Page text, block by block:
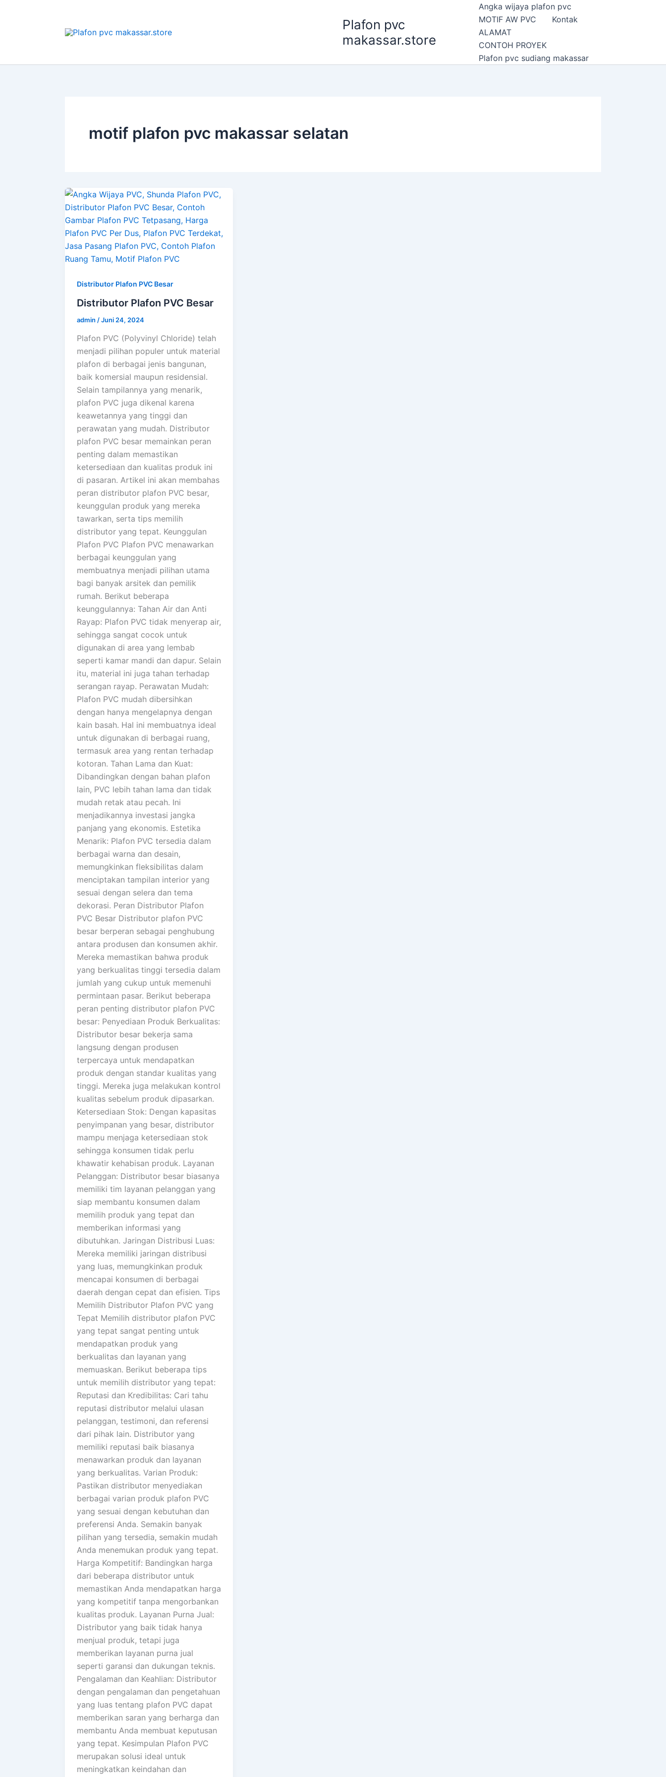
Plafon pvc
makassar.store
Angka wijaya plafon pvc
MOTIF AW PVC
Kontak
ALAMAT
CONTOH PROYEK
Plafon pvc sudiang makassar
motif plafon pvc makassar selatan
Distributor Plafon PVC Besar
Distributor Plafon PVC Besar
admin /Juni 24, 2024
Plafon PVC (Polyvinyl Chloride) telah
menjadi pilihan populer untuk material
plafon di berbagai jenis bangunan,
baik komersial maupun residensial.
Selain tampilannya yang menarik,
plafon PVC juga dikenal karena
keawetannya yang tinggi dan
perawatan yang mudah. Distributor
plafon PVC besar memainkan peran
penting dalam memastikan
ketersediaan dan kualitas produk ini
di pasaran. Artikel ini akan membahas
peran distributor plafon PVC besar,
keunggulan produk yang mereka
tawarkan, serta tips memilih
distributor yang tepat. Keunggulan
Plafon PVC Plafon PVC menawarkan
berbagai keunggulan yang
membuatnya menjadi pilihan utama
bagi banyak arsitek dan pemilik
rumah. Berikut beberapa
keunggulannya: Tahan Air dan Anti
Rayap: Plafon PVC tidak menyerap air,
sehingga sangat cocok untuk
digunakan di area yang lembab
seperti kamar mandi dan dapur. Selain
itu, material ini juga tahan terhadap
serangan rayap. Perawatan Mudah:
Plafon PVC mudah dibersihkan
dengan hanya mengelapnya dengan
kain basah. Hal ini membuatnya ideal
untuk digunakan di berbagai ruang,
termasuk area yang rentan terhadap
kotoran. Tahan Lama dan Kuat:
Dibandingkan dengan bahan plafon
lain, PVC lebih tahan lama dan tidak
mudah retak atau pecah. Ini
menjadikannya investasi jangka
panjang yang ekonomis. Estetika
Menarik: Plafon PVC tersedia dalam
berbagai warna dan desain,
memungkinkan fleksibilitas dalam
menciptakan tampilan interior yang
sesuai dengan selera dan tema
dekorasi. Peran Distributor Plafon
PVC Besar Distributor plafon PVC
besar berperan sebagai penghubung
antara produsen dan konsumen akhir.
Mereka memastikan bahwa produk
yang berkualitas tinggi tersedia dalam
jumlah yang cukup untuk memenuhi
permintaan pasar. Berikut beberapa
peran penting distributor plafon PVC
besar: Penyediaan Produk Berkualitas:
Distributor besar bekerja sama
langsung dengan produsen
terpercaya untuk mendapatkan
produk dengan standar kualitas yang
tinggi. Mereka juga melakukan kontrol
kualitas sebelum produk dipasarkan.
Ketersediaan Stok: Dengan kapasitas
penyimpanan yang besar, distributor
mampu menjaga ketersediaan stok
sehingga konsumen tidak perlu
khawatir kehabisan produk. Layanan
Pelanggan: Distributor besar biasanya
memiliki tim layanan pelanggan yang
siap membantu konsumen dalam
memilih produk yang tepat dan
memberikan informasi yang
dibutuhkan. Jaringan Distribusi Luas:
Mereka memiliki jaringan distribusi
yang luas, memungkinkan produk
mencapai konsumen di berbagai
daerah dengan cepat dan efisien. Tips
Memilih Distributor Plafon PVC yang
Tepat Memilih distributor plafon PVC
yang tepat sangat penting untuk
mendapatkan produk yang
berkualitas dan layanan yang
memuaskan. Berikut beberapa tips
untuk memilih distributor yang tepat:
Reputasi dan Kredibilitas: Cari tahu
reputasi distributor melalui ulasan
pelanggan, testimoni, dan referensi
dari pihak lain. Distributor yang
memiliki reputasi baik biasanya
menawarkan produk dan layanan
yang berkualitas. Varian Produk:
Pastikan distributor menyediakan
berbagai varian produk plafon PVC
yang sesuai dengan kebutuhan dan
preferensi Anda. Semakin banyak
pilihan yang tersedia, semakin mudah
Anda menemukan produk yang tepat.
Harga Kompetitif: Bandingkan harga
dari beberapa distributor untuk
memastikan Anda mendapatkan harga
yang kompetitif tanpa mengorbankan
kualitas produk. Layanan Purna Jual:
Distributor yang baik tidak hanya
menjual produk, tetapi juga
memberikan layanan purna jual
seperti garansi dan dukungan teknis.
Pengalaman dan Keahlian: Distributor
dengan pengalaman dan pengetahuan
yang luas tentang plafon PVC dapat
memberikan saran yang berharga dan
membantu Anda membuat keputusan
yang tepat. Kesimpulan Plafon PVC
merupakan solusi ideal untuk
meningkatkan keindahan dan